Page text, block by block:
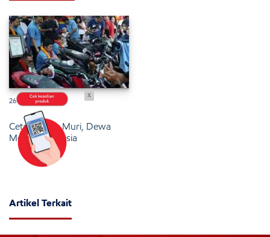
26 Januari 2025
Cetak Rekor Muri, Dewa
Motor Indonesia
Artikel Terkait
x